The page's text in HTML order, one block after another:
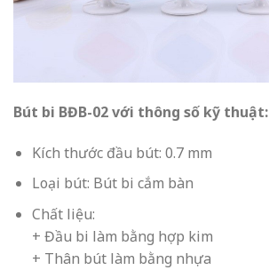
Bút bi BĐB-02 với thông số kỹ thuật:
Kích thước đầu bút: 0.7 mm
Loại bút: Bút bi cắm bàn
Chất liệu:
+ Đầu bi làm bằng hợp kim
+ Thân bút làm bằng nhựa